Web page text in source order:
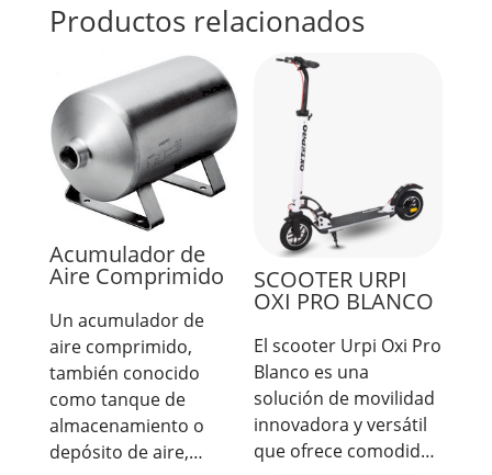
Productos relacionados
Acumulador de
Aire Comprimido
Un acumulador de
aire comprimido,
también conocido
como tanque de
almacenamiento o
depósito de aire,…
SCOOTER URPI
OXI PRO BLANCO
El scooter Urpi Oxi Pro
Blanco es una
solución de movilidad
innovadora y versátil
que ofrece comodid…